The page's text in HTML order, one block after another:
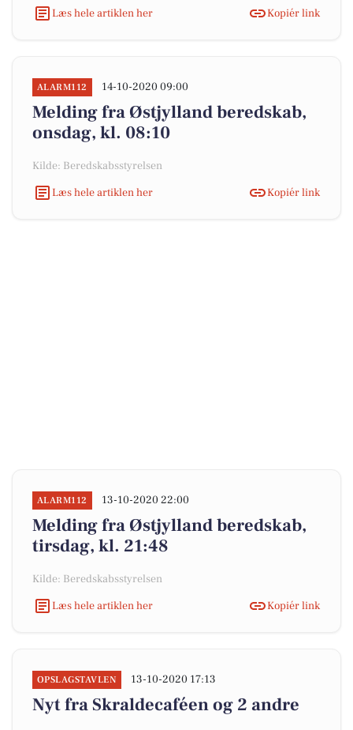
Læs hele artiklen her
Kopiér link
ALARM112 14-10-2020 09:00
Melding fra Østjylland beredskab,
onsdag, kl. 08:10
Kilde: Beredskabsstyrelsen
Læs hele artiklen her
Kopiér link
ALARM112 13-10-2020 22:00
Melding fra Østjylland beredskab,
tirsdag, kl. 21:48
Kilde: Beredskabsstyrelsen
Læs hele artiklen her
Kopiér link
OPSLAGSTAVLEN 13-10-2020 17:13
Nyt fra Skraldecaféen og 2 andre